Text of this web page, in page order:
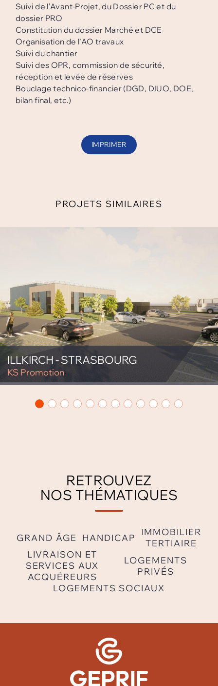
Suivi de l’Avant-Projet, du Dossier PC et du
dossier PRO
Constitution du dossier Marché et DCE
Organisation de l’AO travaux
Suivi du chantier
Suivi des OPR, commission de sécurité,
réception et levée de réserves
Bouclage technico-financier (DGD, DIUO, DOE,
bilan final, etc.)
IMPRIMER
PROJETS SIMILAIRES
ILLKIRCH - STRASBOURG
KS Promotion
RETROUVEZ
NOS THÉMATIQUES
GRAND ÂGE HANDICAP
IMMOBILIER
TERTIAIRE
LIVRAISON ET
SERVICES AUX
ACQUÉREURS
LOGEMENTS
PRIVÉS
LOGEMENTS SOCIAUX